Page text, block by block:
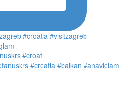
#croat